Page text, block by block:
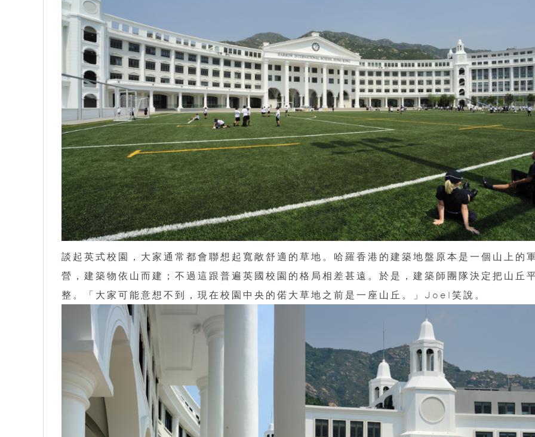
談起英式校園，大家通常都會聯想起寬敞舒適的草地。哈羅香港的建築地盤原本是一個山上的
營，建築物依山而建；不過這跟普遍英國校園的格局相差甚遠。於是，建築師團隊決定把山丘
整。「大家可能意想不到，現在校園中央的偌大草地之前是一座山丘。」Joel笑說。